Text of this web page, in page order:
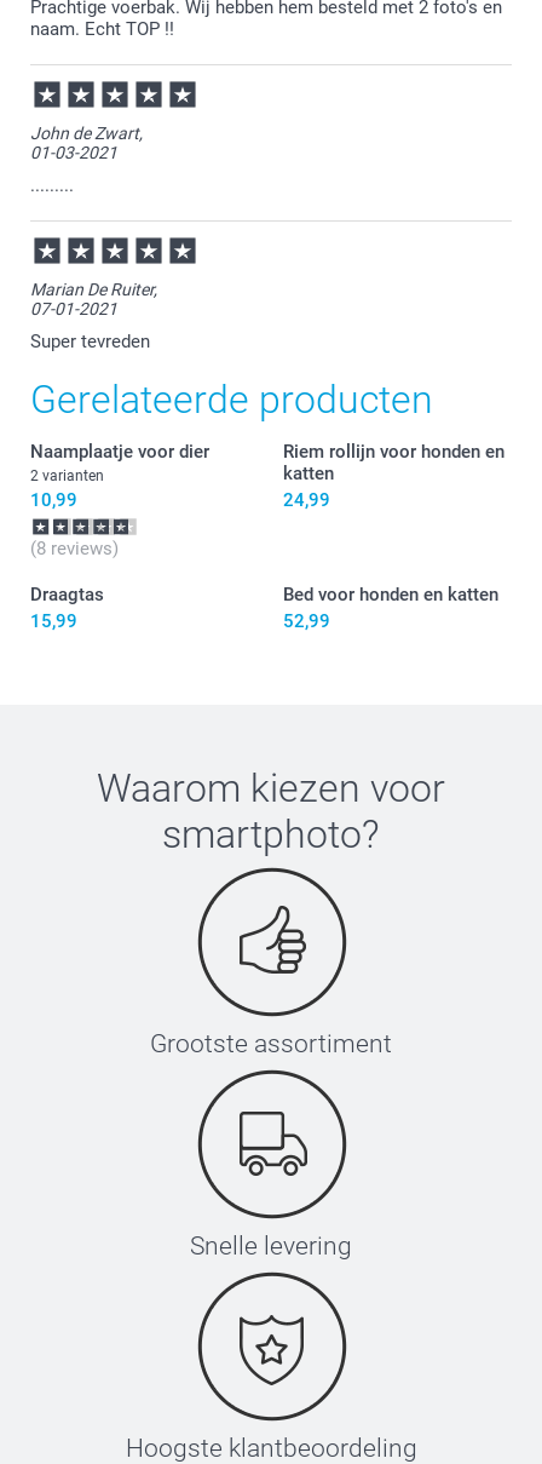
Prachtige voerbak. Wij hebben hem besteld met 2 foto's en
naam. Echt TOP !!
John de Zwart,
01-03-2021
.........
Marian De Ruiter,
07-01-2021
Super tevreden
Gerelateerde producten
Naamplaatje voor dier
2 varianten
10,99
(8 reviews)
Riem rollijn voor honden en
katten
24,99
Draagtas
15,99
Bed voor honden en katten
52,99
Waarom kiezen voor
smartphoto?
Grootste assortiment
Snelle levering
Hoogste klantbeoordeling